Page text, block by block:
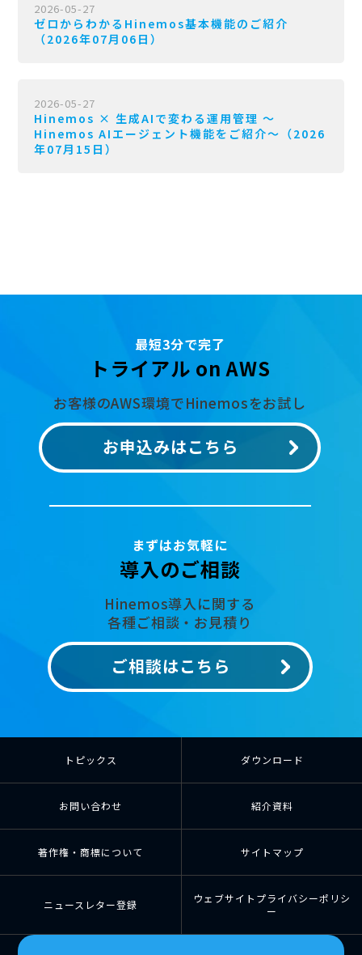
2026-05-27
ゼロからわかるHinemos基本機能のご紹介
（2026年07月06日）
2026-05-27
Hinemos × 生成AIで変わる運用管理 〜
Hinemos AIエージェント機能をご紹介〜（2026
年07月15日）
最短3分で完了
トライアル on AWS
お客様のAWS環境でHinemosをお試し
お申込みはこちら
まずはお気軽に
導入のご相談
Hinemos導入に関する
各種ご相談・お見積り
ご相談はこちら
トピックス ダウンロード
お問い合わせ 紹介資料
著作権・商標について サイトマップ
ニュースレター登録
ウェブサイトプライバシーポリシ
ー